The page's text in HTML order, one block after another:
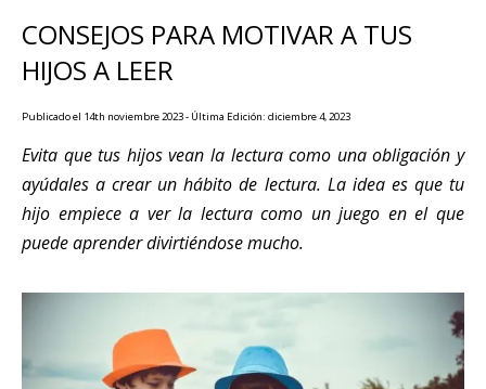
CONSEJOS PARA MOTIVAR A TUS
HIJOS A LEER
Publicado el 14th noviembre 2023 - Última Edición: diciembre 4, 2023
Evita que tus hijos vean la lectura como una obligación y
ayúdales a crear un hábito de lectura. La idea es que tu
hijo empiece a ver la lectura como un juego en el que
puede aprender divirtiéndose mucho.